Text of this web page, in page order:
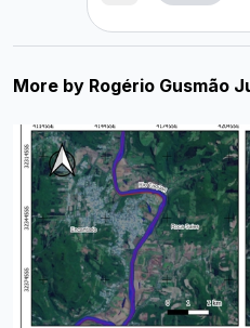
More by Rogério Gusmão